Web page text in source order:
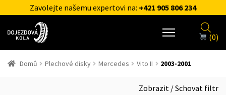
Zavolejte našemu expertovi na: +421 905 806 234
(0)
Domů Plechové disky Mercedes Vito II 2003-2001
Zobrazit / Schovat filtr